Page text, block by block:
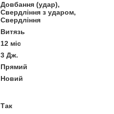
Довбання (удар),
Свердління з ударом,
Свердління
Витязь
12 міс
3 Дж.
Прямий
Новий
Так